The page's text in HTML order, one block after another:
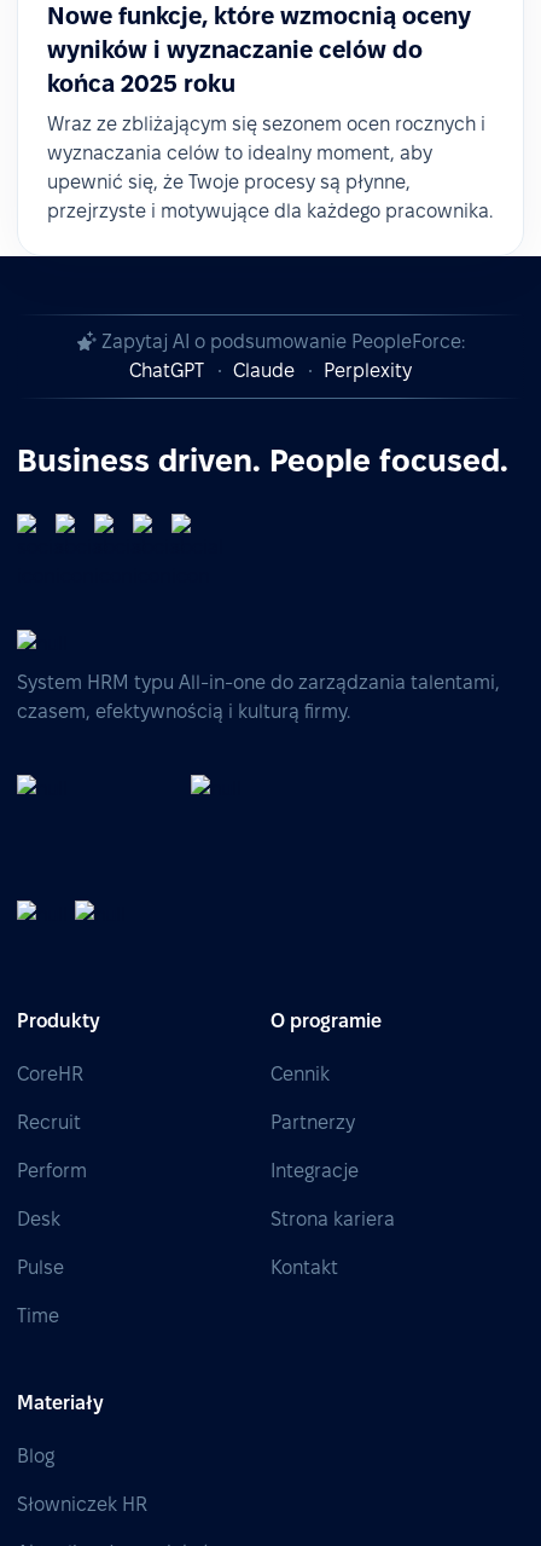
Nowe funkcje, które wzmocnią oceny
wyników i wyznaczanie celów do
końca 2025 roku
Wraz ze zbliżającym się sezonem ocen rocznych i
wyznaczania celów to idealny moment, aby
upewnić się, że Twoje procesy są płynne,
przejrzyste i motywujące dla każdego pracownika.
Zapytaj AI o podsumowanie PeopleForce:
ChatGPT
Claude Perplexity
Business driven. People focused.
System HRM typu All-in-one do zarządzania talentami,
czasem, efektywnością i kulturą firmy.
Produkty
CoreHR
Recruit
Perform
Desk
Pulse
Time
O programie
Cennik
Partnerzy
Integracje
Strona kariera
Kontakt
Materiały
Blog
Słowniczek HR